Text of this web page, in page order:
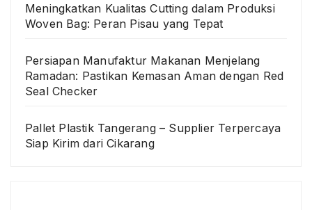
Meningkatkan Kualitas Cutting dalam Produksi
Woven Bag: Peran Pisau yang Tepat
Persiapan Manufaktur Makanan Menjelang
Ramadan: Pastikan Kemasan Aman dengan Red
Seal Checker
Pallet Plastik Tangerang – Supplier Terpercaya
Siap Kirim dari Cikarang